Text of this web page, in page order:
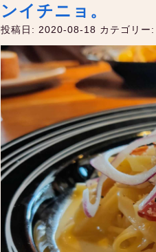
ンイチニョ。
投稿日: 2020-08-18 カテゴリー: